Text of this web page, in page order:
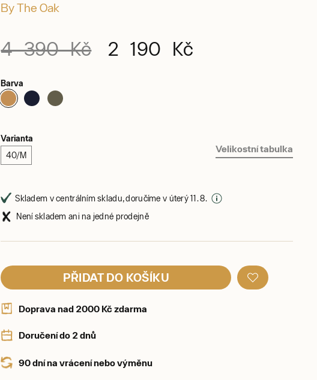
By The Oak
4 390 Kč 2 190 Kč
Barva
Varianta
40/M
Velikostní tabulka
Skladem v centrálním skladu, doručíme v úterý 11. 8.
Není skladem ani na jedné prodejně
PŘIDAT DO KOŠÍKU
Doprava nad 2000 Kč zdarma
Doručení do 2 dnů
90 dní na vrácení nebo výměnu